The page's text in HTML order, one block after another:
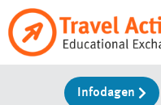
Ga
naar
Infodagen